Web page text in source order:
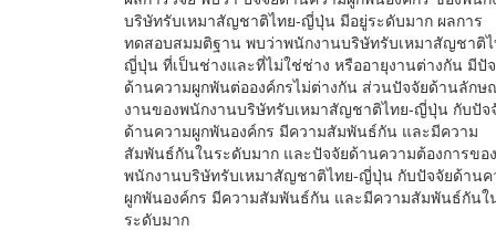
บริษัทรับเหมาสัญชาติไทย-ญี่ปุ่น มีอยู่ระดับมาก ผลการ
ทดสอบสมมติฐาน พบว่าพนักงานบริษัทรับเหมาสัญชาติ
ญี่ปุ่น ที่เป็นช่างและที่ไม่ใช่ช่าง หรืออายุงานต่างกัน มีปั
ด้านความผูกพันต่อองค์กรไม่ต่างกัน ส่วนปัจจัยด้านลักษ
งานของพนักงานบริษัทรับเหมาสัญชาติไทย-ญี่ปุ่น กับปัจ
ด้านความผูกพันองค์กร มีความสัมพันธ์กัน และมีความ
สัมพันธ์กันในระดับมาก และปัจจัยด้านความต้องการของ
พนักงานบริษัทรับเหมาสัญชาติไทย-ญี่ปุ่น กับปัจจัยด้านค
ผูกพันองค์กร มีความสัมพันธ์กัน และมีความสัมพันธ์กันใ
ระดับมาก